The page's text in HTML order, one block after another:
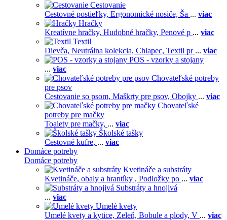
Cestovanie
Cestovné postieľky, Ergonomické nosiče, Ša ... viac
Hračky
Kreatívne hračky, Hudobné hračky, Penové p ... viac
Textil
Dievča, Neutrálna kolekcia, Chlapec, Textil pr ... viac
POS - vzorky a stojany
... viac
Chovateľské potreby
pre psov
Cestovanie so psom, Maškrty pre psov, Obojky ... viac
Chovateľské
potreby pre mačky
Toalety pre mačky, ... viac
Školské tašky
Cestovné kufre, ... viac
Domáce potreby
Domáce potreby
Kvetináče a substráty
Kvetináče, obaly a hrantíky , Podložky po ... viac
Substráty a hnojivá
... viac
Umelé kvety
Umelé kvety a kytice, Zeleň, Bobule a plody, V ... viac